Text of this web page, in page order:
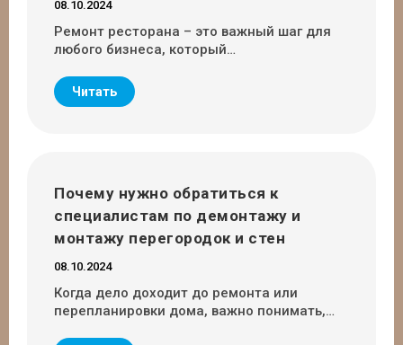
08.10.2024
Ремонт ресторана – это важный шаг для
любого бизнеса, который…
Читать
Почему нужно обратиться к
специалистам по демонтажу и
монтажу перегородок и стен
08.10.2024
Когда дело доходит до ремонта или
перепланировки дома, важно понимать,…